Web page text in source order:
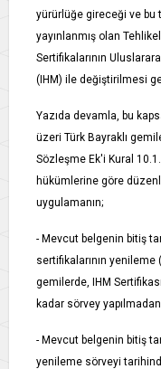
yürürlüğe gireceği ve bu
yayınlanmış olan
Sertifikalarının
(IHM) ile değiştirilmesi
Yazıda devamla, bu
üzeri Türk Bayraklı
Sözleşme Ek'i Kural
hükümlerine göre
uygulamanın;
- Mevcut belgenin bitiş
sertifikalarının
gemilerde, IHM
kadar sörvey
- Mevcut belgenin bitiş
yenileme sörveyi